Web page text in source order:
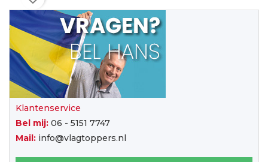
Klantenservice
Bel mij: 06 - 5151 7747
Mail: info@vlagtoppers.nl